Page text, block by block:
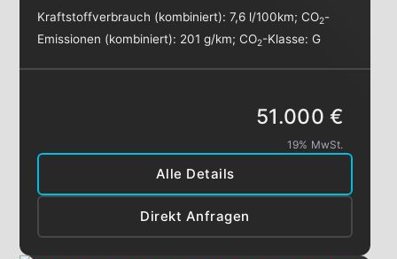
Kraftstoffverbrauch (kombiniert):7,6 l/100km;CO2-
Emissionen (kombiniert): 201 g/km;CO2-Klasse:G
Alle Details
Direkt Anfragen
51.000 €
19% MwSt.